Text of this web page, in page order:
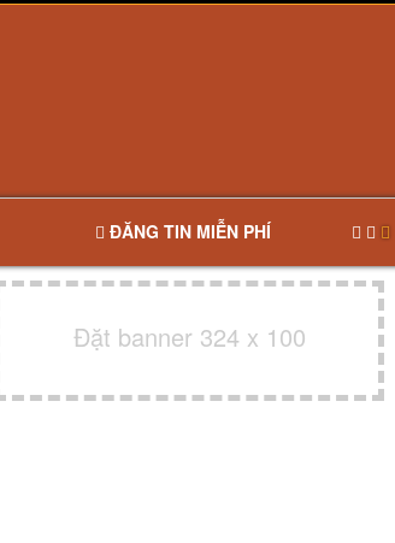
ĐĂNG TIN MIỄN PHÍ
Đặt banner 324 x 100